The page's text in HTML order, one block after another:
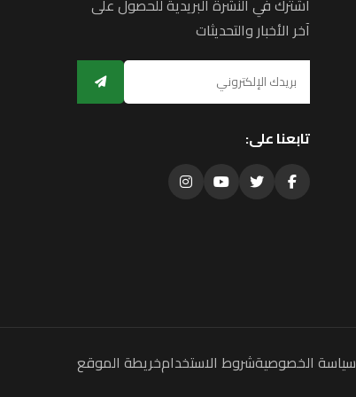
اشترك في النشرة البريدية للحصول على
آخر الأخبار والتحديثات
تابعنا على:
سياسة الخصوصيةشروط الاستخدامخريطة الموقع